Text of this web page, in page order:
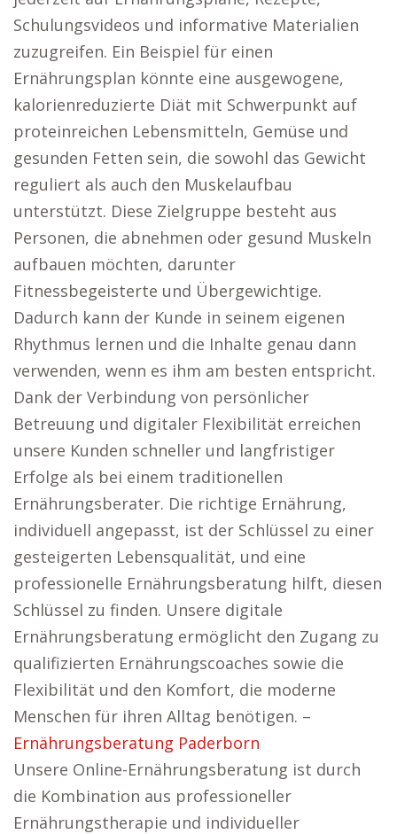
Schulungsvideos und informative Materialien
zuzugreifen. Ein Beispiel für einen
Ernährungsplan könnte eine ausgewogene,
kalorienreduzierte Diät mit Schwerpunkt auf
proteinreichen Lebensmitteln, Gemüse und
gesunden Fetten sein, die sowohl das Gewicht
reguliert als auch den Muskelaufbau
unterstützt. Diese Zielgruppe besteht aus
Personen, die abnehmen oder gesund Muskeln
aufbauen möchten, darunter
Fitnessbegeisterte und Übergewichtige.
Dadurch kann der Kunde in seinem eigenen
Rhythmus lernen und die Inhalte genau dann
verwenden, wenn es ihm am besten entspricht.
Dank der Verbindung von persönlicher
Betreuung und digitaler Flexibilität erreichen
unsere Kunden schneller und langfristiger
Erfolge als bei einem traditionellen
Ernährungsberater. Die richtige Ernährung,
individuell angepasst, ist der Schlüssel zu einer
gesteigerten Lebensqualität, und eine
professionelle Ernährungsberatung hilft, diesen
Schlüssel zu finden. Unsere digitale
Ernährungsberatung ermöglicht den Zugang zu
qualifizierten Ernährungscoaches sowie die
Flexibilität und den Komfort, die moderne
Menschen für ihren Alltag benötigen. –
Ernährungsberatung Paderborn
Unsere Online-Ernährungsberatung ist durch
die Kombination aus professioneller
Ernährungstherapie und individueller